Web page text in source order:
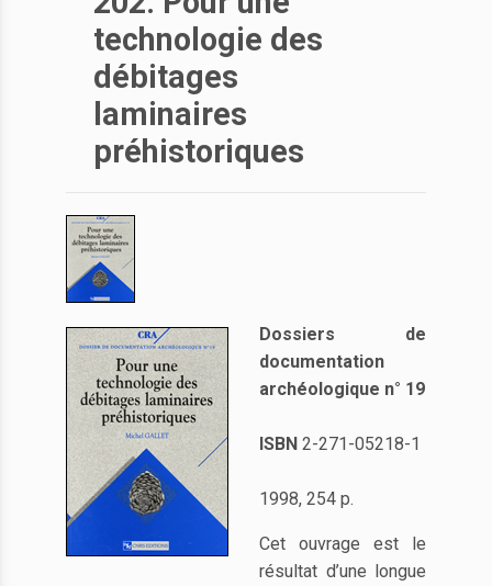
technologie des
débitages
laminaires
préhistoriques
Dossiers de
documentation
archéologique n° 19
ISBN 2-271-05218-1
1998, 254 p.
Cet ouvrage est le
résultat d’une longue